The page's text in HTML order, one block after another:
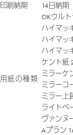
印刷納期 14日納期
用紙の種類
OKウル
ハイマッ
ハイマッ
ハイマッ
ケント紙
ミラーケ
ミラーコ
ミラー上
ライトベ
ヴァンヌ
Aプラン